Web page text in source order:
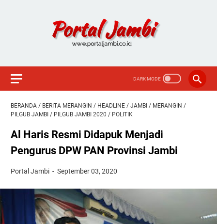
BERANDA / BERITA MERANGIN / HEADLINE / JAMBI / MERANGIN /
PILGUB JAMBI / PILGUB JAMBI 2020 / POLITIK
Al Haris Resmi Didapuk Menjadi
Pengurus DPW PAN Provinsi Jambi
Portal Jambi September 03, 2020